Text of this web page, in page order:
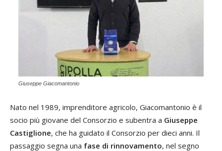
Giuseppe Giacomantonio
Nato nel 1989, imprenditore agricolo, Giacomantonio è il
socio più giovane del Consorzio e subentra a Giuseppe
Castiglione, che ha guidato il Consorzio per dieci anni. Il
passaggio segna una fase di rinnovamento, nel segno